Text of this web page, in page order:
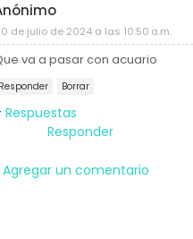
de julio de 2024 a las 10:50 a.m.
va a pasar con acuario
Responder Borrar
Respuestas
Responder
Agregar un comentario